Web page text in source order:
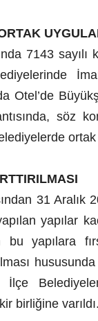
7143
Otel’de
söz
31
yapılar
bu yapılara
İlçe
birliğine varıldı.